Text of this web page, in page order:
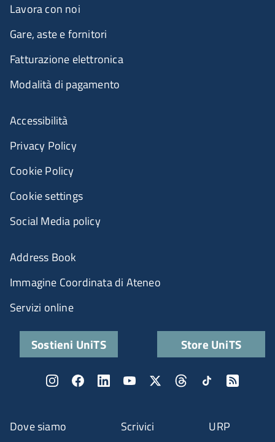
Dove siamo Scrivici URP
Lavora con noi
Gare, aste e fornitori
Fatturazione elettronica
Modalità di pagamento
Accessibilità
Privacy Policy
Cookie Policy
Cookie settings
Social Media policy
Address Book
Immagine Coordinata di Ateneo
Servizi online
Sostieni UniTS Store UniTS